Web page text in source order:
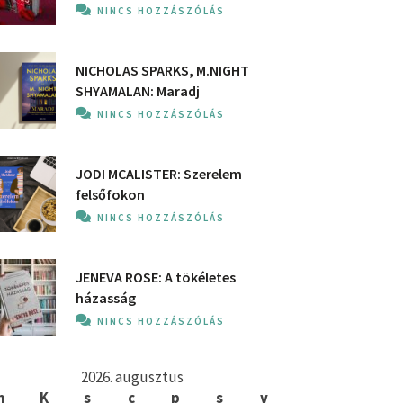
NINCS HOZZÁSZÓLÁS
NICHOLAS SPARKS, M.NIGHT
SHYAMALAN: Maradj
NINCS HOZZÁSZÓLÁS
JODI MCALISTER: Szerelem
felsőfokon
NINCS HOZZÁSZÓLÁS
JENEVA ROSE: A ​tökéletes
házasság
NINCS HOZZÁSZÓLÁS
2026. augusztus
K s c p s v